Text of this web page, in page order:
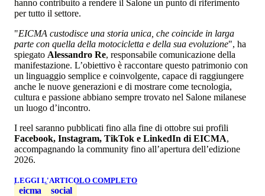
hanno contribuito a rendere il Salone un punto di riferimento
per tutto il settore.
"EICMA custodisce una storia unica, che coincide in larga
parte con quella della motocicletta e della sua evoluzione", ha
spiegato Alessandro Re, responsabile comunicazione della
manifestazione. L’obiettivo è raccontare questo patrimonio con
un linguaggio semplice e coinvolgente, capace di raggiungere
anche le nuove generazioni e di mostrare come tecnologia,
cultura e passione abbiano sempre trovato nel Salone milanese
un luogo d’incontro.
I reel saranno pubblicati fino alla fine di ottobre sui profili
Facebook, Instagram, TikTok e LinkedIn di EICMA,
accompagnando la community fino all’apertura dell’edizione
2026.
LEGGI L'ARTICOLO COMPLETO
eicma social